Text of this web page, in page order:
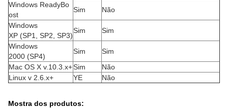
Windows ReadyBo
ost
Sim
Não
Windows
XP (SP1, SP2, SP3)
Sim
Sim
Windows
2000 (SP4)
Sim
Sim
Mac OS X v.10.3.x+Sim
Não
Linux v 2.6.x+
YE Não
Mostra dos produtos: